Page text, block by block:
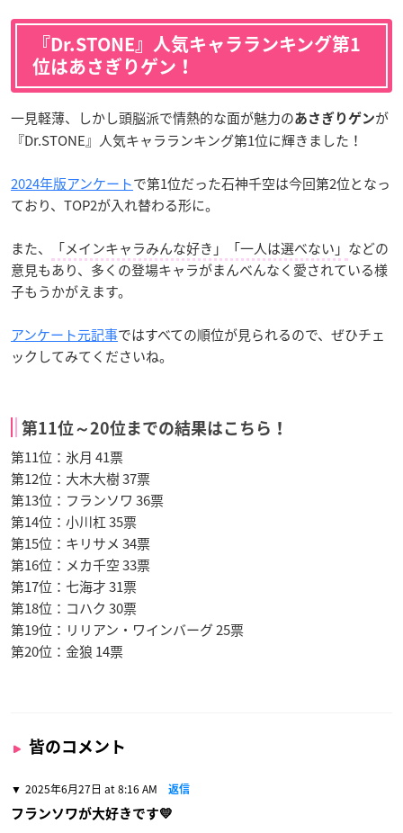
『Dr.STONE』人気キャラランキング第1
位はあさぎりゲン！
一見軽薄、しかし頭脳派で情熱的な面が魅力のあさぎりゲンが
『Dr.STONE』人気キャラランキング第1位に輝きました！
2024年版アンケートで第1位だった石神千空は今回第2位となっ
ており、TOP2が入れ替わる形に。
また、 「メインキャラみんな好き」「一人は選べない」 などの
意見もあり、多くの登場キャラがまんべんなく愛されている様
子もうかがえます。
アンケート元記事ではすべての順位が見られるので、ぜひチェ
ックしてみてくださいね。
第11位～20位までの結果はこちら！
第11位：氷月 41票
第12位：大木大樹 37票
第13位：フランソワ 36票
第14位：小川杠 35票
第15位：キリサメ 34票
第16位：メカ千空 33票
第17位：七海才 31票
第18位：コハク 30票
第19位：リリアン・ワインバーグ 25票
第20位：金狼 14票
皆のコメント
2025年6月27日 at 8:16 AM 返信
フランソワが大好きです💛